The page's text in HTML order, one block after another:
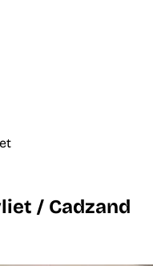
/ Cadzand